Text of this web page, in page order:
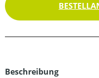
Beschreibung